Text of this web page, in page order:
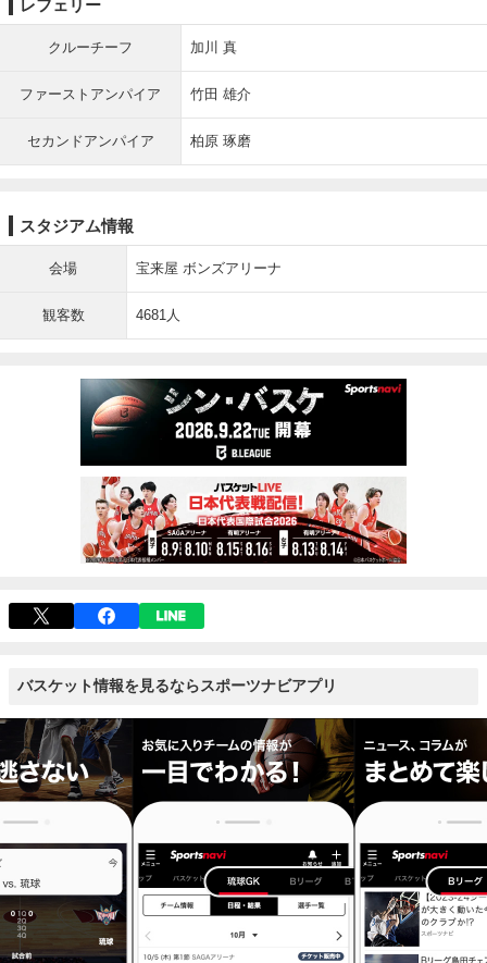
バスケット情報を見るならスポーツナビアプリ